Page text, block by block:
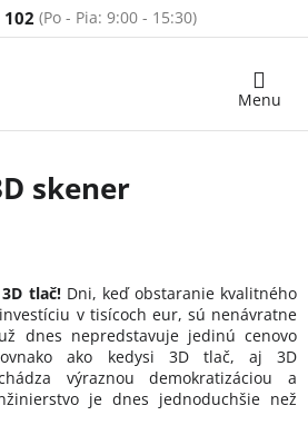
Nákupný
skener
tlač!Dni, keď obstaranie kvalitného
v tisícoch eur, sú nenávratne
dnes nepredstavuje jedinú cenovo
ako kedysi 3D tlač, aj 3D
výraznou demokratizáciou a
je dnes jednoduchšie než